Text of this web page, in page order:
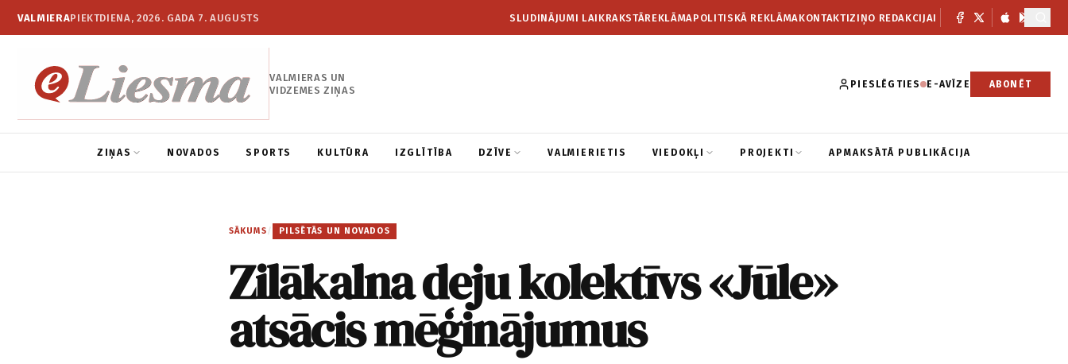
VALMIERAPIEKTDIENA, 2026. GADA 7. AUGUSTS SLUDINĀJUMI LAIKRAKSTĀREKLĀMAPOLITISKĀ REKLĀMAKONTAKTIZIŅO REDAKCIJAI
VALMIERAS UN
VIDZEMES ZIŅAS
PIESLĒGTIES E-AVĪZE ABONĒT
ZIŅAS NOVADOS SPORTS KULTŪRA IZGLĪTĪBA DZĪVE VALMIERIETIS VIEDOKĻI PROJEKTI APMAKSĀTĀ PUBLIKĀCIJA
SĀKUMS / PILSĒTĀS UN NOVADOS
Zilākalna deju kolektīvs «Jūle»
atsācis mēģinājumus